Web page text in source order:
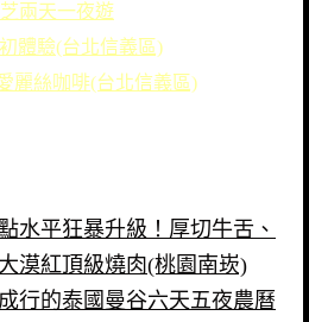
兩天一夜遊
體驗(台北信義區)
麗絲咖啡(台北信義區)
水平狂暴升級！厚切牛舌、
漠紅頂級燒肉(桃園南崁)
行的泰國曼谷六天五夜農曆